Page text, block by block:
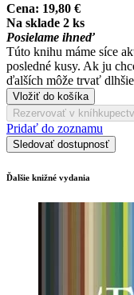
Cena: 19,80 €
Na sklade 2 ks
Posielame ihneď
Túto knihu máme síce
posledné kusy. Ak ju
ďalších môže trvať
Vložiť do košíka
Rezervovať v
Pridať do zoznamu
Sledovať dostupnosť
Ďalšie knižné vydania